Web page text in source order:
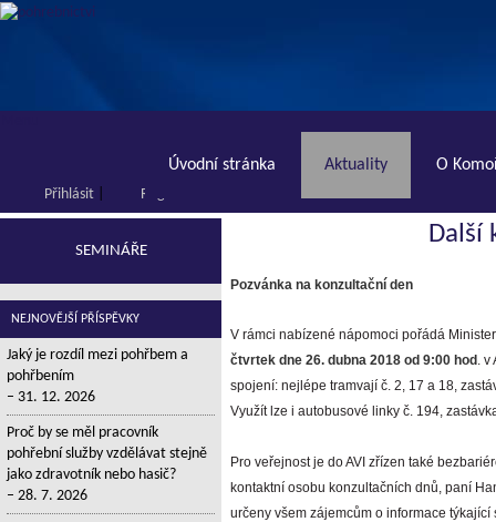
Úvodní stránka Aktuality O
Přihlásit Registrace
Další
Pozvánka na konzultační den
V rámci nabízené nápomoci pořádá
čtvrtek dne 26. dubna 2018 od 9:00 hod . v
spojení: nejlépe tramvají č. 2, 17 a 18,
Využít lze i autobusové linky č. 194,
Pro veřejnost je do AVI zřízen také
kontaktní osobu konzultačních dnů, paní
určeny všem zájemcům o informace
SEMINÁŘE
NEJNOVĚJŠÍ PŘÍSPĚVKY
Jaký je rozdíl mezi pohřbem a
pohřbením
31. 12. 2026
Proč by se měl pracovník
pohřební služby vzdělávat stejně
jako zdravotník nebo hasič?
28. 7. 2026